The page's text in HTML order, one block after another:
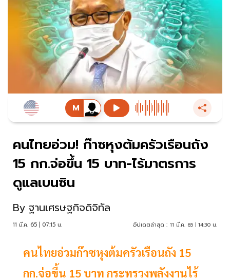
คนไทยอ่วม! ก๊าซหุงต้มครัวเรือนถัง
15 กก.จ่อขึ้น 15 บาท-ไร้มาตรการ
ดูแลเบนซิน
By ฐานเศรษฐกิจดิจิทัล
11 มี.ค. 65 | 07:15 น. อัปเดตล่าสุด : 11 มี.ค. 65 | 14:30 น.
คนไทยอ่วมก๊าซหุงต้มครัวเรือนถัง 15
กก.จ่อขึ้น 15 บาท กระทรวงพลังงานไร้